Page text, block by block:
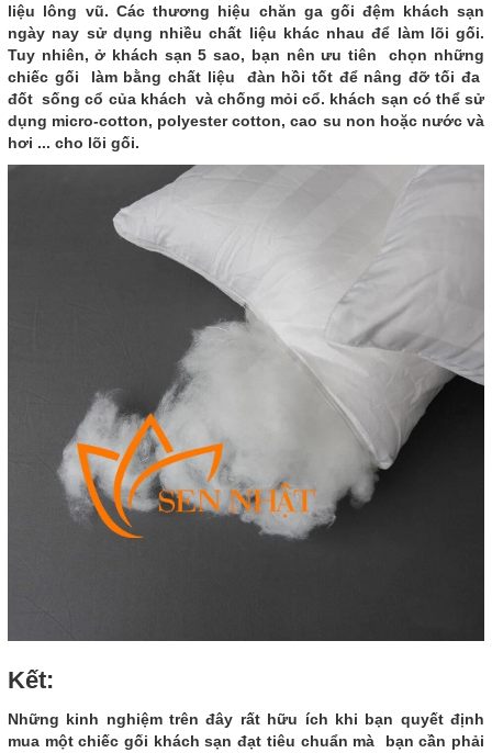
liệu lông vũ. Các thương hiệu chăn ga gối đệm khách sạn
ngày nay sử dụng nhiều chất liệu khác nhau để làm lõi gối.
Tuy nhiên, ở khách sạn 5 sao, bạn nên ưu tiên chọn những
chiếc gối làm bằng chất liệu đàn hồi tốt để nâng đỡ tối đa
đốt sống cổ của khách và chống mỏi cổ. khách sạn có thể sử
dụng micro-cotton, polyester cotton, cao su non hoặc nước và
hơi ... cho lõi gối.
Kết:
Những kinh nghiệm trên đây rất hữu ích khi bạn quyết định
mua một chiếc gối khách sạn đạt tiêu chuẩn mà bạn cần phải